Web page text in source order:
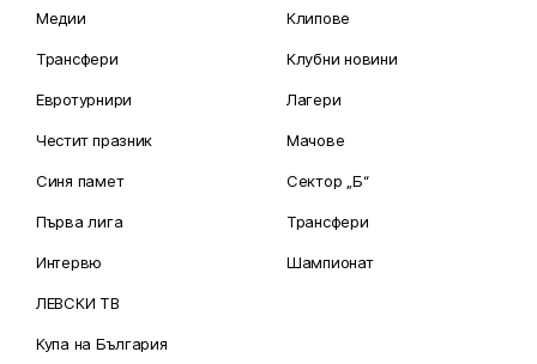
Медии
Трансфери
Евротурнири
Честит празник
Синя памет
Първа лига
Интервю
ЛЕВСКИ ТВ
Купа на България
Клипове
Клубни новини
Лагери
Мачове
Сектор „Б“
Трансфери
Шампионат